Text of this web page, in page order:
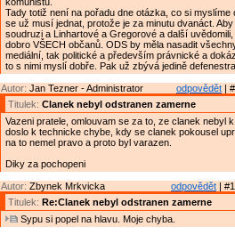
Tady totiž není na pořadu dne otázka, co si myslíme
se už musí jednat, protože je za minutu dvanáct.
soudruzi a Linhartové a Gregorové a další
dobro VŠECH občanů. ODS by měla nasadit
mediální, tak politické a především právnické a
to s nimi myslí dobře. Pak už zbývá jedině
odpovědět |
Autor: Jan Tezner - Administrator
Titulek: Clanek nebyl odstranen zamerne
Vazeni pratele, omlouvam se za to, ze clanek nebyl
doslo k technicke chybe, kdy se clanek pokousel
na to nemel pravo a proto byl varazen.
Diky za pochopeni
odpovědět |
Autor: Zbynek Mrkvicka
Titulek: Re:Clanek nebyl odstranen zamerne
Sypu si popel na hlavu. Moje chyba.